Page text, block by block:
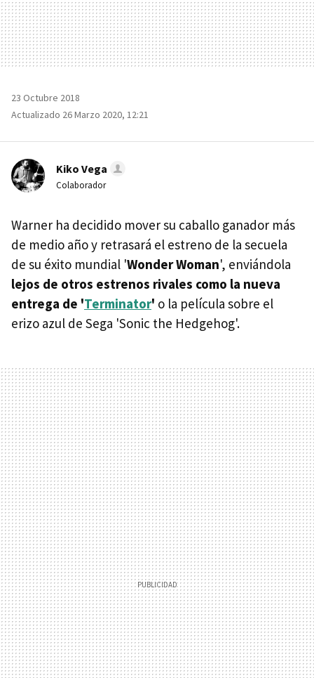
23 Octubre 2018
Actualizado 26 Marzo 2020, 12:21
Kiko Vega
Colaborador
Warner ha decidido mover su caballo ganador más
de medio año y retrasará el estreno de la secuela
de su éxito mundial 'Wonder Woman', enviándola
lejos de otros estrenos rivales como la nueva
entrega de 'Terminator' o la película sobre el
erizo azul de Sega 'Sonic the Hedgehog'.